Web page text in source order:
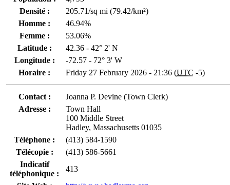
Densité :
205.71/sq mi (79.42/km²)
Homme :
46.94%
Femme :
53.06%
Latitude :
42.36 - 42° 2' N
Longitude :
-72.57 - 72° 3' W
Horaire :
Friday 27 February 2026 - 21:36 (UTC -5)
Contact :
Joanna P. Devine (Town Clerk)
Adresse :
Town Hall
100 Middle Street
Hadley, Massachusetts 01035
Téléphone :
(413) 584-1590
Télécopie :
(413) 586-5661
Indicatif
téléphonique :
413